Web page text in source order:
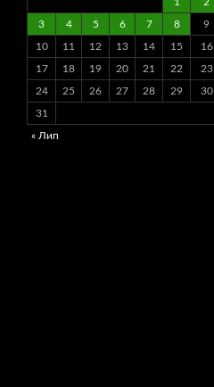
3 4 5 6 7 8 9
10 11 12 13 14 15 16
17 18 19 20 21 22 23
24 25 26 27 28 29 30
31
« Лип